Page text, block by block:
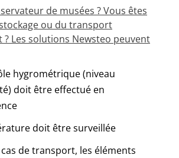
de musées ? Vous êtes
ou du transport
? Les solutions Newsteo peuvent
hygrométrique (niveau
doit être effectué en
doit être surveillée
de transport, les éléments